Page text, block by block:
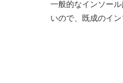
一般的なインソー
いので、既成のイ